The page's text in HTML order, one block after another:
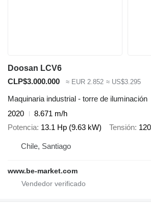
Doosan LCV6
CLP$3.000.000
≈ EUR 2.852 ≈ US$3.295
Maquinaria industrial - torre de iluminación
2020
8.671 m/h
Potencia 13.1 Hp (9.63 kW) Tensión
Chile, Santiago
www.be-market.com